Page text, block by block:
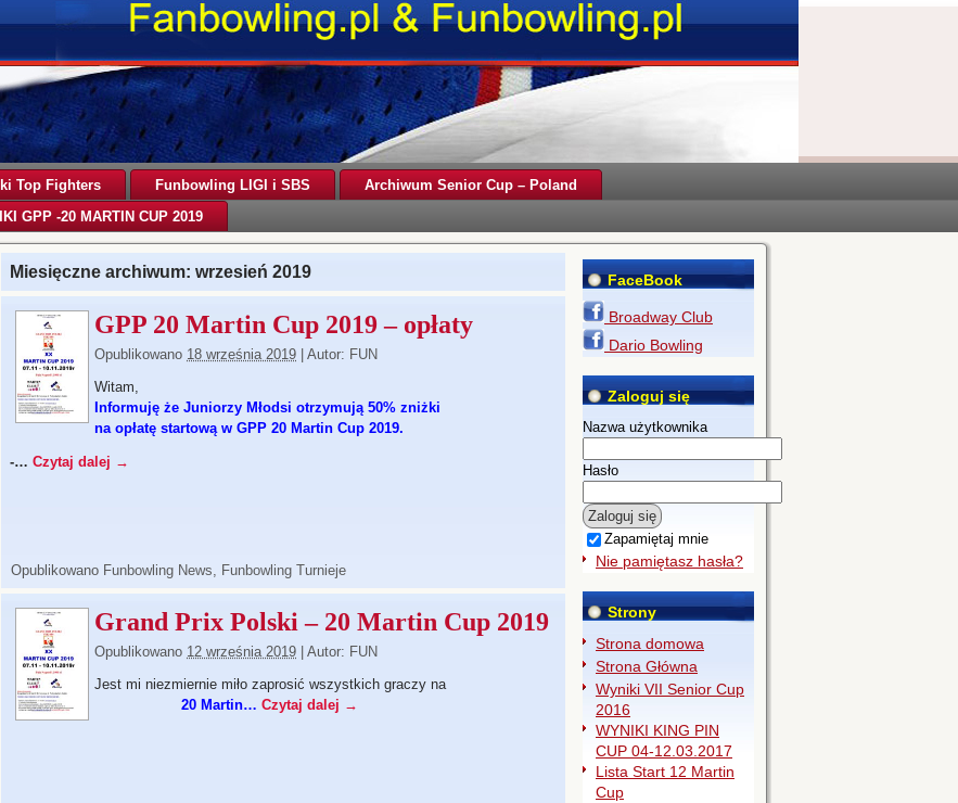
Top Fighters Funbowling LIGI i SBS
Archiwum Senior Cup – Poland
GPP -20 MARTIN CUP 2019
Miesięczne archiwum: wrzesień 2019
GPP 20 Martin Cup 2019 – opłaty
Opublikowano 18 września 2019 Autor: FUN
Witam,
Informuję że Juniorzy Młodsi otrzymują 50% zniżki
na opłatę startową w GPP 20 Martin Cup 2019.
-… Czytaj dalej →
Opublikowano Funbowling News, Funbowling Turnieje
Grand Prix Polski – 20 Martin Cup 2019
Opublikowano 12 września 2019 Autor: FUN
Jest mi niezmiernie miło zaprosić wszystkich graczy na
20 Martin… Czytaj dalej →
FaceBook
Broadway Club
Dario Bowling
Zaloguj się
Nazwa użytkownika
Hasło
Zapamiętaj mnie
Nie pamiętasz hasła?
Strony
Strona domowa
Strona Główna
Wyniki VII Senior Cup
2016
WYNIKI KING PIN
CUP 04-12.03.2017
Lista Start 12 Martin
Cup